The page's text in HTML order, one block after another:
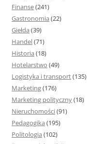
Finanse(241)
Gastronomia (22)
Giełda (39)
Handel(71)
Historia (18)
Hotelarstwo (49)
Logistyka i transport(135)
Marketing(176)
Marketing polityczny(18)
Nieruchomości(91)
Pedagogika (195)
Politologia (102)